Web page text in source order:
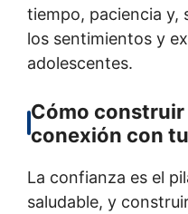
tiempo, paciencia y,
los sentimientos y
adolescentes.
Cómo
conexión con
La confianza es el
saludable, y